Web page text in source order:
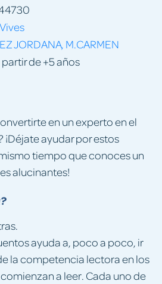
en un experto en el
ayudar por estos
tiempo que conoces un
alucinantes!
ayuda a, poco a poco, ir
la competencia lectora en los
a leer. Cada uno de
JORDANA, M.CARMEN
de +5 años